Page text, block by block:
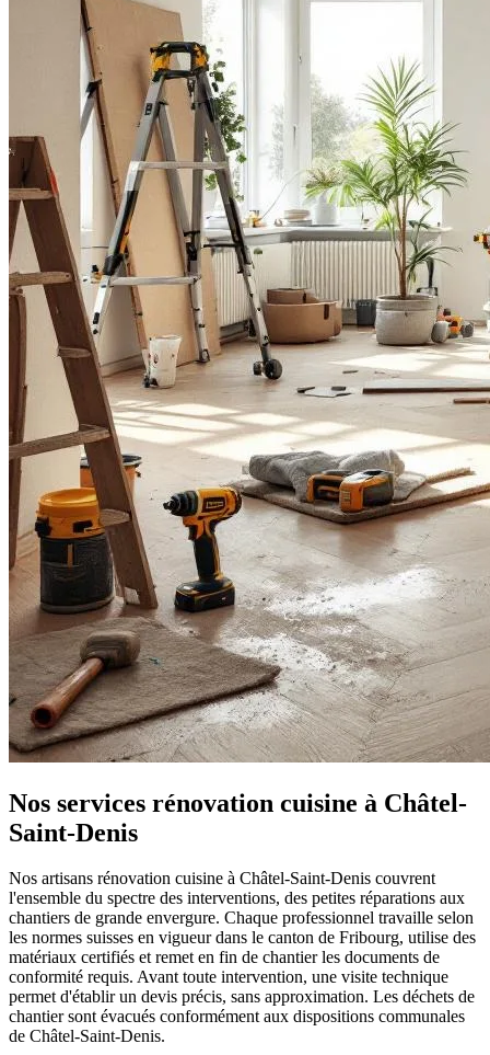
Nos services rénovation cuisine à Châtel-
Saint-Denis
Nos artisans rénovation cuisine à Châtel-Saint-Denis couvrent
l'ensemble du spectre des interventions, des petites réparations aux
chantiers de grande envergure. Chaque professionnel travaille selon
les normes suisses en vigueur dans le canton de Fribourg, utilise des
matériaux certifiés et remet en fin de chantier les documents de
conformité requis. Avant toute intervention, une visite technique
permet d'établir un devis précis, sans approximation. Les déchets de
chantier sont évacués conformément aux dispositions communales
de Châtel-Saint-Denis.